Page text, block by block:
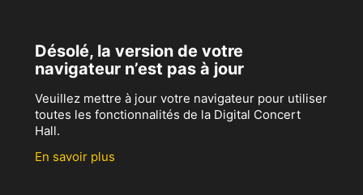
Désolé, la version de votre
navigateur n’est pas à jour
Veuillez mettre à jour votre navigateur pour utiliser
toutes les fonctionnalités de la Digital Concert
Hall.
En savoir plus